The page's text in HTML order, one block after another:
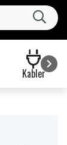
Kabler